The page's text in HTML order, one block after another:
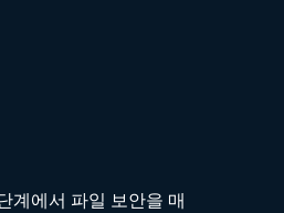
계에서 파일 보안을 매